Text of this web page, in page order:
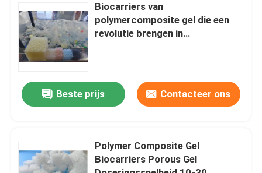
Kwaliteitscontrole
Neem contact met ons op
Nieuws
Verzoek om een Citaat
Biocarriers van
polymercomposite gel die een
revolutie brengen in
Beste prijs Contacteer ons
Polymer Composite Gel
Biocarriers Porous Gel